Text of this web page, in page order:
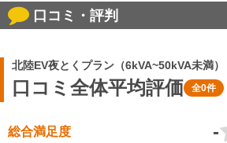
口コミ・評判
北陸EV夜とくプラン（6kVA~50kVA未満）
口コミ全体平均評価 全0件
総合満足度 -